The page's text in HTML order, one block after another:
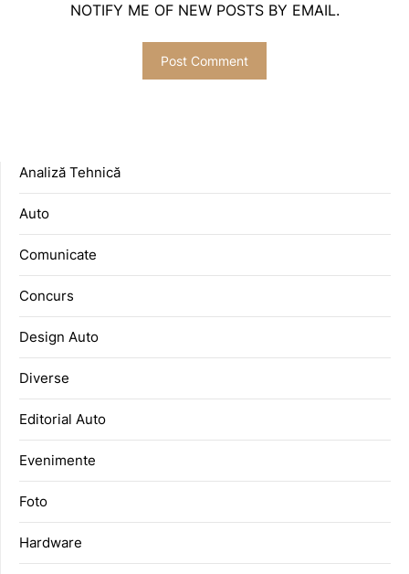
NOTIFY ME OF NEW POSTS BY EMAIL.
Analiză Tehnică
Auto
Comunicate
Concurs
Design Auto
Diverse
Editorial Auto
Evenimente
Foto
Hardware